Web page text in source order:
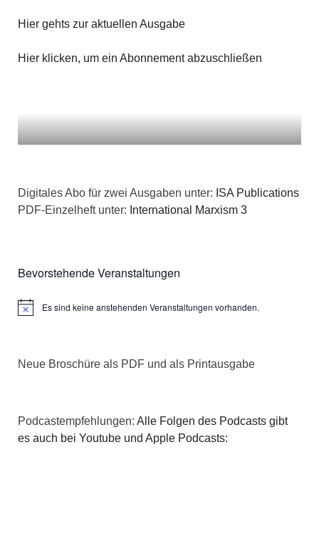
Hier gehts zur aktuellen Ausgabe
Hier klicken, um ein Abonnement abzuschließen
Digitales Abo für zwei Ausgaben unter: ISA Publications
PDF-Einzelheft unter: International Marxism 3
Bevorstehende Veranstaltungen
HinweisEs sind keine anstehenden Veranstaltungen vorhanden.
Neue Broschüre als PDF und als Printausgabe
Podcastempfehlungen: Alle Folgen des Podcasts gibt
es auch bei Youtube und Apple Podcasts: